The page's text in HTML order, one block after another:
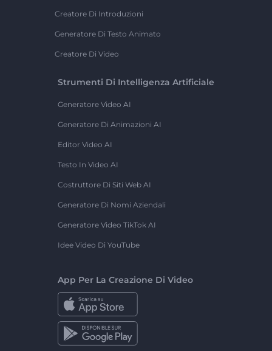
Creatore Di Introduzioni
Generatore Di Testo Animato
Creatore Di Video
Strumenti Di Intelligenza Artificiale
Generatore Video AI
Generatore Di Animazioni AI
Editor Video AI
Testo In Video AI
Costruttore Di Siti Web AI
Generatore Di Nomi Aziendali
Generatore Video TikTok AI
Idee Video Di YouTube
App Per La Creazione Di Video